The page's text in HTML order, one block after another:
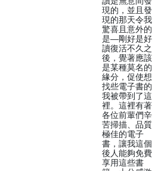
現的，並且發
現的那天令我
驚喜且意外的
是—剛好是好
讀復活不久之
後，覺著應該
是某種莫名的
緣分，促使想
找些電子書的
我被帶到了這
裡。這裡有著
各位前輩們辛
苦掃描、品質
極佳的電子
書，讓我這個
後人能夠免費
享用這些書